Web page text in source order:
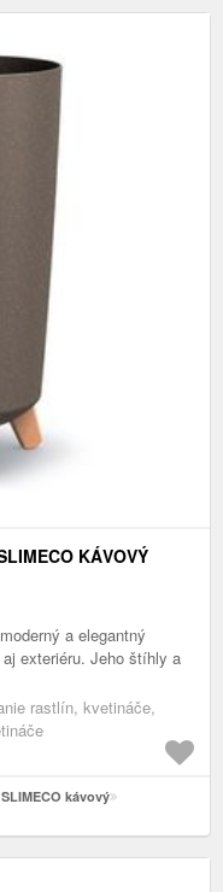
KÁVOVÝ
a elegantný
exteriéru. Jeho štíhly a
rastlín, kvetináče,
kávový